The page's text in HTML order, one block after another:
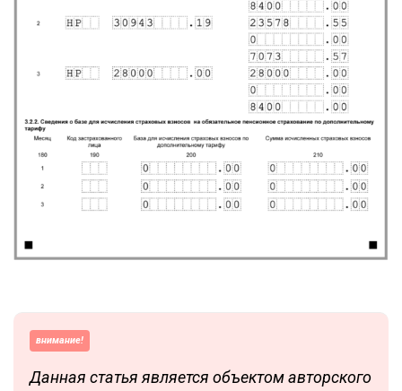
внимание!
Данная статья является объектом авторского